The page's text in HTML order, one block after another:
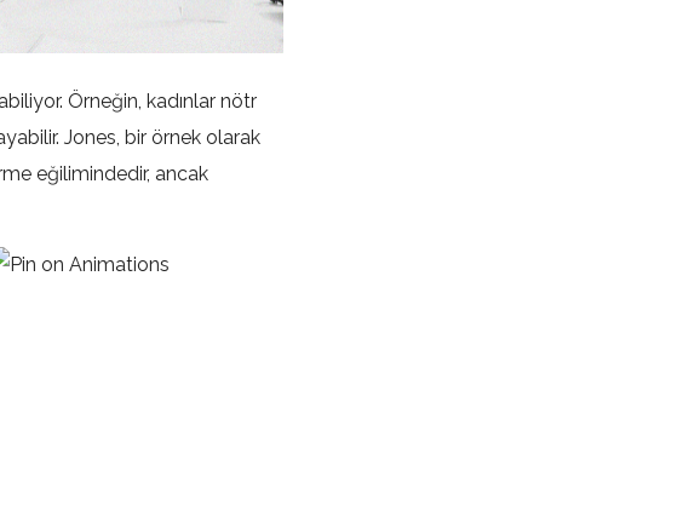
Örneğin, kadınlar nötr
Jones, bir örnek olarak
eğilimindedir, ancak